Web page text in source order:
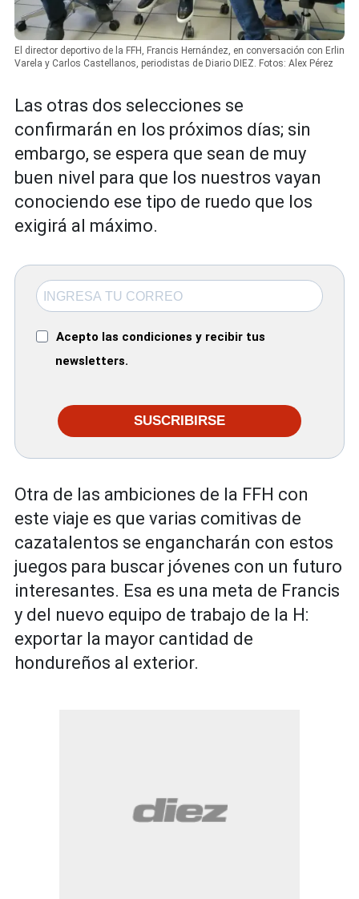
El director deportivo de la FFH, Francis Hernández, en conversación con Erlin
Varela y Carlos Castellanos, periodistas de Diario DIEZ. Fotos: Alex Pérez
Las otras dos selecciones se
confirmarán en los próximos días; sin
embargo, se espera que sean de muy
buen nivel para que los nuestros vayan
conociendo ese tipo de ruedo que los
exigirá al máximo.
Acepto las condiciones y recibir tus
newsletters.
SUSCRIBIRSE
Otra de las ambiciones de la FFH con
este viaje es que varias comitivas de
cazatalentos se engancharán con estos
juegos para buscar jóvenes con un futuro
interesantes. Esa es una meta de Francis
y del nuevo equipo de trabajo de la H:
exportar la mayor cantidad de
hondureños al exterior.